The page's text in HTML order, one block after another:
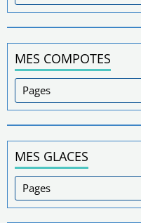
MES COMPOTES
MES GLACES